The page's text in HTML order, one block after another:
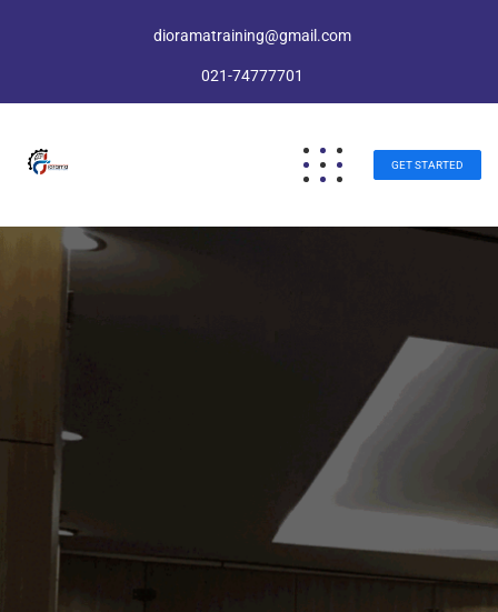
dioramatraining@gmail.com
021-74777701
GET STARTED